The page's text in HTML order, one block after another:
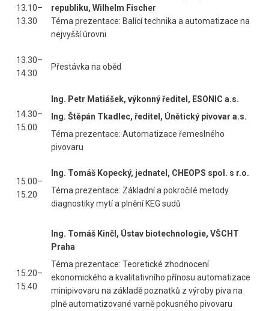
13.10–
13.30
republiku, Wilhelm Fischer
Téma prezentace: Balící technika a automatizace na
nejvyšší úrovni
13.30–
14.30
Přestávka na oběd
14.30–
15.00
Ing. Petr Matiášek, výkonný ředitel, ESONIC a.s.
Ing. Štěpán Tkadlec, ředitel, Únětický pivovar a.s.
Téma prezentace: Automatizace řemeslného
pivovaru
15.00–
15.20
Ing. Tomáš Kopecký, jednatel, CHEOPS spol. s r.o.
Téma prezentace: Základní a pokročilé metody
diagnostiky mytí a plnění KEG sudů
15.20–
15.40
Ing. Tomáš Kinčl, Ústav biotechnologie, VŠCHT
Praha
Téma prezentace: Teoretické zhodnocení
ekonomického a kvalitativního přínosu automatizace
minipivovaru na základě poznatků z výroby piva na
plně automatizované varně pokusného pivovaru